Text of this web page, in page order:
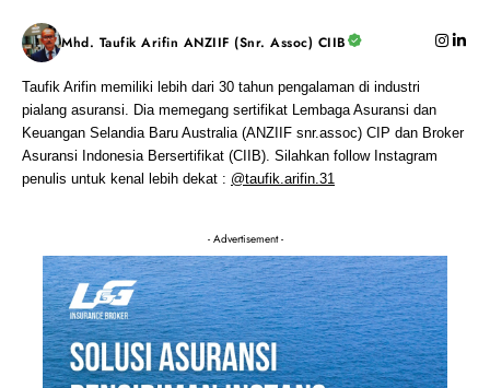
Mhd. Taufik Arifin ANZIIF (Snr. Assoc) CIIB
Taufik Arifin memiliki lebih dari 30 tahun pengalaman di industri
pialang asuransi. Dia memegang sertifikat Lembaga Asuransi dan
Keuangan Selandia Baru Australia (ANZIIF snr.assoc) CIP dan Broker
Asuransi Indonesia Bersertifikat (CIIB). Silahkan follow Instagram
penulis untuk kenal lebih dekat : @taufik.arifin.31
- Advertisement -